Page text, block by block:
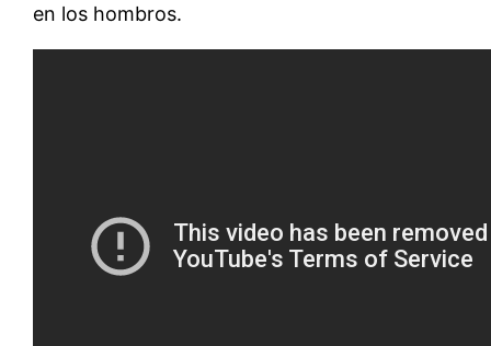
en los hombros.